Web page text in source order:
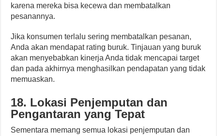
karena mereka bisa kecewa dan membatalkan
pesanannya.
Jika konsumen terlalu sering membatalkan pesanan,
Anda akan mendapat rating buruk. Tinjauan yang buruk
akan menyebabkan kinerja Anda tidak mencapai target
dan pada akhirnya menghasilkan pendapatan yang tidak
memuaskan.
18. Lokasi Penjemputan dan
Pengantaran yang Tepat
Sementara memang semua lokasi penjemputan dan